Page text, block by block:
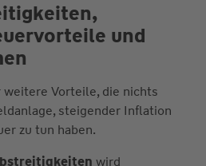
und
weitere Vorteile, die nichts
steigender Inflation
zu tun haben.
wird